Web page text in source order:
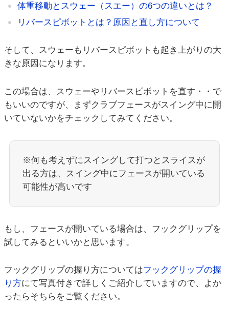
体重移動とスウェー（スエー）の6つの違いとは？
リバースピボットとは？原因と直し方について
そして、スウェーもリバースピボットも起き上がりの大
きな原因になります。
この場合は、スウェーやリバースピボットを直す・・で
もいいのですが、まずクラブフェースがスイング中に開
いていないかをチェックしてみてください。
※何も考えずにスイングして打つとスライスが
出る方は、スイング中にフェースが開いている
可能性が高いです
もし、フェースが開いている場合は、フックグリップを
試してみるといいかと思います。
フックグリップの握り方についてはフックグリップの握
り方にて写真付きで詳しくご紹介していますので、よか
ったらそちらをご覧ください。